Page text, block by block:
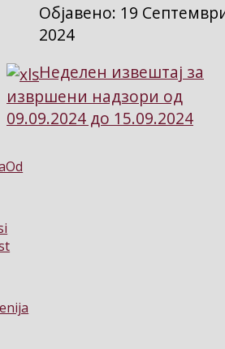
Објавено: 19
2024
Неделен извештај за
извршени надзори од
09.09.2024 до 15.09.2024